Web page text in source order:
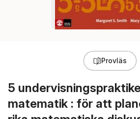
Provläs
5
matematik : för att